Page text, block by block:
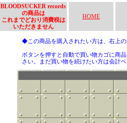
BLOODSUCKER records
の商品は
これまでどおり消費税は
いただきません
HOME
◆この商品を購入されたい方は、右上
ボタンを押すと自動で買い物カゴに商
さい。まだ買い物を続けたい方は会計